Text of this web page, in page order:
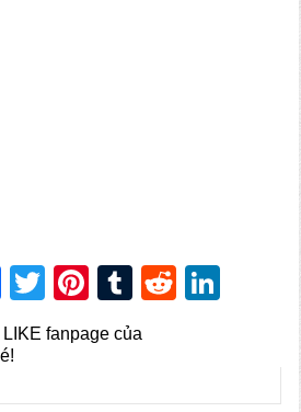
Facebook
TwitterPinterest
TumblrReddit
fanpage của